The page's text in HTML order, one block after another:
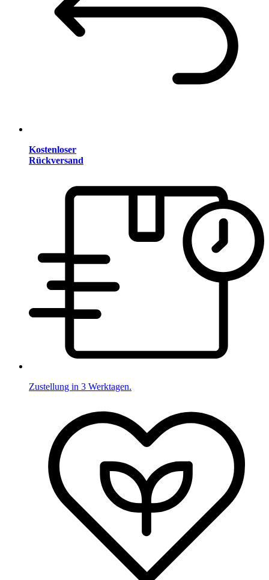
Kostenloser
Rückversand
Zustellung in 3 Werktagen.